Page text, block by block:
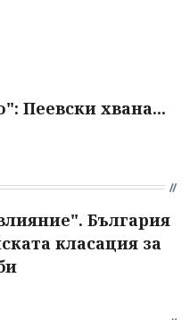
Пеевски хвана...
България
класация за